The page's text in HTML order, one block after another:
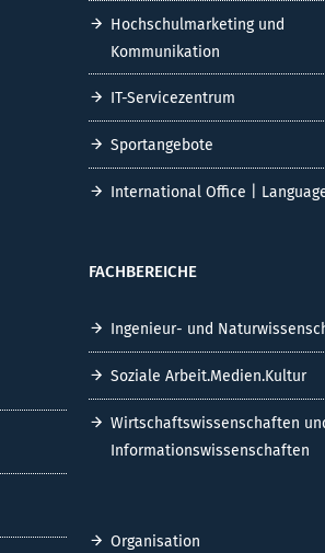
Hochschulmarketing und
Kommunikation
IT-Servicezentrum
Sportangebote
International Office |
FACHBEREICHE
Ingenieur- und
Soziale Arbeit.Medien.Kultur
Wirtschaftswissenschaften
Informationswissenschaften
Organisation